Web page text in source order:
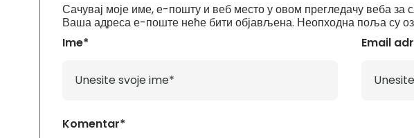
Ваша адреса е-поште неће бити објављена. Неопходна поља су
Komentar*
Ime* Email
Сачувај моје име, е-пошту и веб место у овом прегледачу веба за